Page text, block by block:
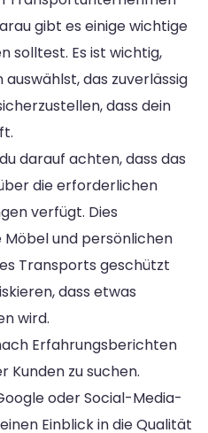
gibt es einige wichtige
solltest. Es ist wichtig,
das zuverlässig
dass dein
darauf achten, dass das
die erforderlichen
verfügt. Dies
und persönlichen
Transports geschützt
dass etwas
wird.
Erfahrungsberichten
Kunden zu suchen.
oder Social-Media-
Einblick in die Qualität